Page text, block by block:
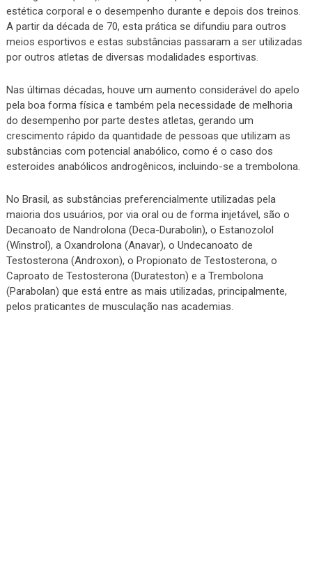
estética corporal e o desempenho durante e depois dos treinos.
A partir da década de 70, esta prática se difundiu para outros
meios esportivos e estas substâncias passaram a ser utilizadas
por outros atletas de diversas modalidades esportivas.
Nas últimas décadas, houve um aumento considerável do apelo
pela boa forma física e também pela necessidade de melhoria
do desempenho por parte destes atletas, gerando um
crescimento rápido da quantidade de pessoas que utilizam as
substâncias com potencial anabólico, como é o caso dos
esteroides anabólicos androgênicos, incluindo-se a trembolona.
No Brasil, as substâncias preferencialmente utilizadas pela
maioria dos usuários, por via oral ou de forma injetável, são o
Decanoato de Nandrolona (Deca-Durabolin), o Estanozolol
(Winstrol), a Oxandrolona (Anavar), o Undecanoato de
Testosterona (Androxon), o Propionato de Testosterona, o
Caproato de Testosterona (Durateston) e a Trembolona
(Parabolan) que está entre as mais utilizadas, principalmente,
pelos praticantes de musculação nas academias.